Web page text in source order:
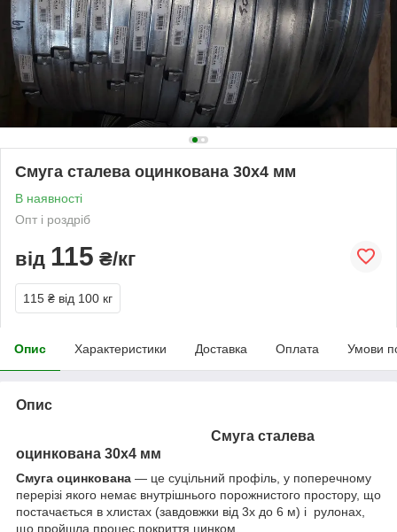
Смуга сталева оцинкована 30х4 мм
В наявності
Опт і роздріб
від 115 ₴/кг
115 ₴ від 100 кг
Опис Характеристики Доставка Оплата Умови
Опис
Смуга сталева
оцинкована 30х4 мм
Смуга оцинкована — це суцільний профіль, у поперечному
перерізі якого немає внутрішнього порожнистого простору, що
постачається в хлистах (завдовжки від 3x до 6 м) і рулонах,
що пройшла процес покриття цинком.